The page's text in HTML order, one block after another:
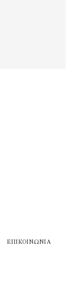
ΕΠΙΚΟΙΝΩΝΊΑ